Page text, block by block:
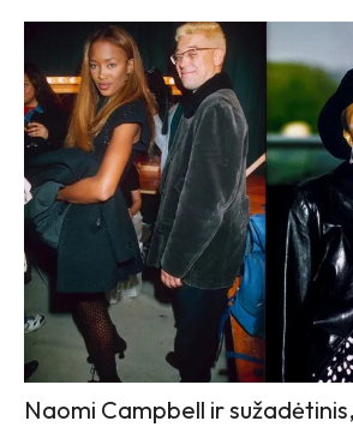
Naomi Campbell ir